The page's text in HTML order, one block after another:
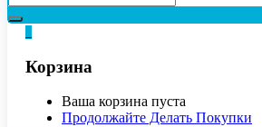
Корзина
Ваша корзина пуста
Продолжайте Делать Покупки